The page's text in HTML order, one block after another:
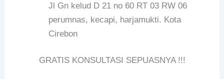
Jl Gn kelud D 21 no 60 RT 03 RW 06
perumnas, kecapi, harjamukti. Kota
Cirebon
GRATIS KONSULTASI SEPUASNYA !!!